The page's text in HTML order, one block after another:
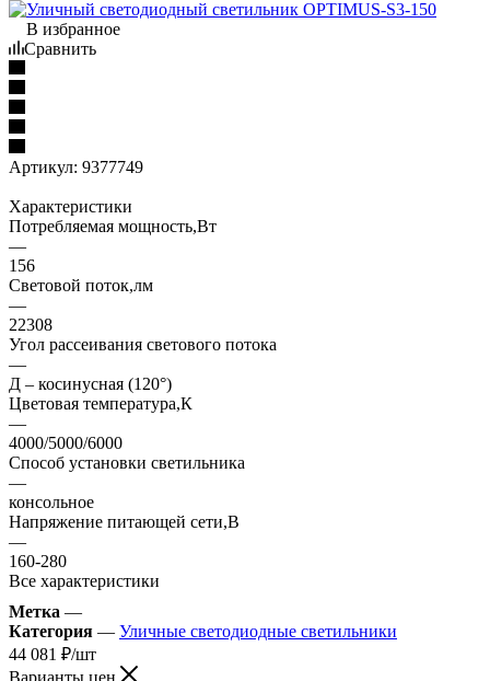
В избранное
Сравнить
Артикул: 9377749
Характеристики
Потребляемая мощность,Вт
—
156
Световой поток,лм
—
22308
Угол рассеивания светового потока
—
Д – косинусная (120°)
Цветовая температура,К
—
4000/5000/6000
Способ установки светильника
—
консольное
Напряжение питающей сети,В
—
160-280
Все характеристики
Метка —
Категория — Уличные светодиодные светильники
44 081 ₽/шт
Варианты цен